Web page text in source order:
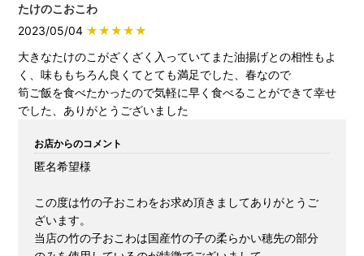
たけのこおこわ
2023/05/04 ★★★★★
大きなたけのこがざくざく入っていてまた油揚げとの相性もよ
く、味ももちろん良くてとても満足でした、春なので
筍ご飯を食べたかったので気軽に早く食べることができて幸せ
でした、ありがとうございました
お店からのコメント
匿名希望様
この度は竹の子おこわをお求め頂きましてありがとうご
ざいます。
当店の竹の子おこわは国産竹の子の柔らかい穂先の部分